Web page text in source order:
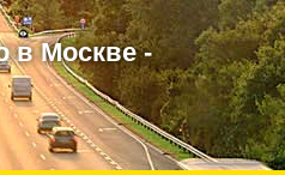
в Москве -